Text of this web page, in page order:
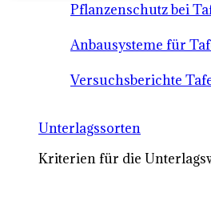
Pflanzenschutz bei
Anbausysteme für
Versuchsberichte
Unterlagssorten
Kriterien für die